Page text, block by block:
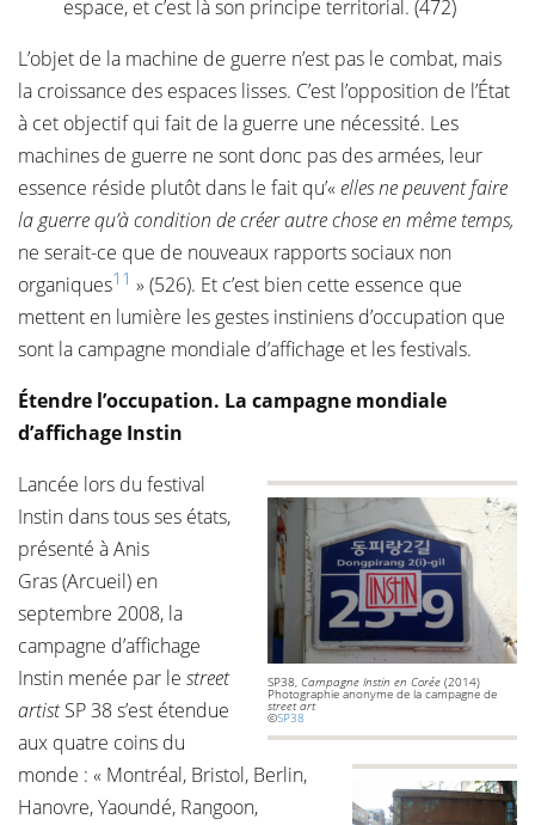
espace, et c’est là son principe territorial. (472)
L’objet de la machine de guerre n’est pas le combat, mais
la croissance des espaces lisses. C’est l’opposition de l’État
à cet objectif qui fait de la guerre une nécessité. Les
machines de guerre ne sont donc pas des armées, leur
essence réside plutôt dans le fait qu’«elles ne peuvent faire
la guerre qu’à condition de créer autre chose en même temps,
ne serait-ce que de nouveaux rapports sociaux non
organiques11 » (526). Et c’est bien cette essence que
mettent en lumière les gestes instiniens d’occupation que
sont la campagne mondiale d’affichage et les festivals.
Étendre l’occupation. La campagne mondiale
d’affichage Instin
SP38, Campagne Instin en Corée (2014)
Photographie anonyme de la campagne de
street art
©SP38
Lancée lors du festival
Instin dans tous ses états,
présenté à Anis
Gras (Arcueil) en
septembre 2008, la
campagne d’affichage
Instin menée par le street
artistSP 38 s’est étendue
aux quatre coins du
monde : « Montréal, Bristol, Berlin,
Hanovre, Yaoundé, Rangoon,